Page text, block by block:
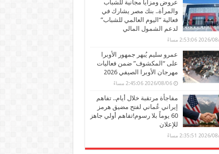
عروض ومزايا مجانية للشباب
والمرأة.. بنك مصر يشارك في
فعالية “اليوم العالمي للشباب”
لدعم الشمول المالي
06 2:53:06 مساءً
عمرو سليم يُبهر جمهور الأوبرا
على “المكشوف” ضمن فعاليات
مهرجان الأوبرا الصيفي 2026
2026/08/06 2:45:06 مساءً
مفاجأة مرتقبة خلال أيام.. تفاهم
إيراني عُماني لفتح مضيق هرمز
60 يوماً بلا رسوم!تفاهم أولي جاهز
للإعلان
06 2:35:51 مساءً